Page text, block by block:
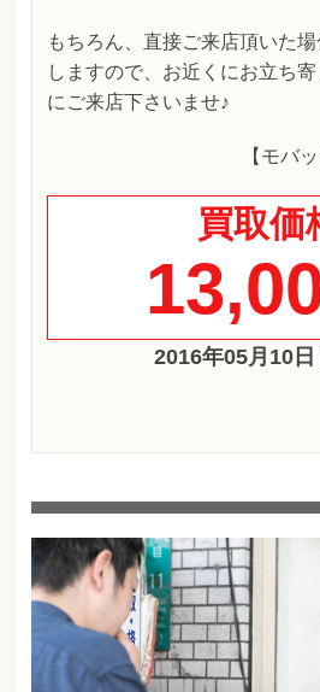
もちろん、直接ご来店頂いた
しますので、お近くにお立ち
にご来店下さいませ♪
【モバ
買取価
2016年05月10日